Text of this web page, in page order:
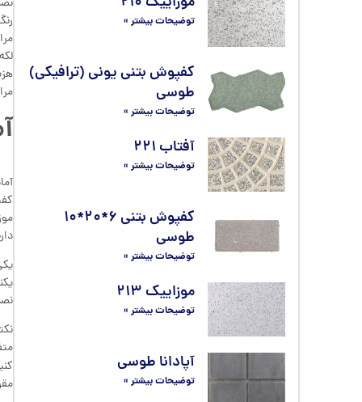
توضیحات بیشتر »
کفپوش بتنی یونی (ترافیکی)
طوسی
توضیحات بیشتر »
آفتاب ۲۲۱
توضیحات بیشتر »
کفپوش بتنی ۶*۲۰*۱۰
طوسی
توضیحات بیشتر »
موزاییک ۲۱۳
توضیحات بیشتر »
آپادانا طوسی
توضیحات بیشتر »